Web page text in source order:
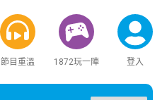
節目重溫 1872玩一陣 登入